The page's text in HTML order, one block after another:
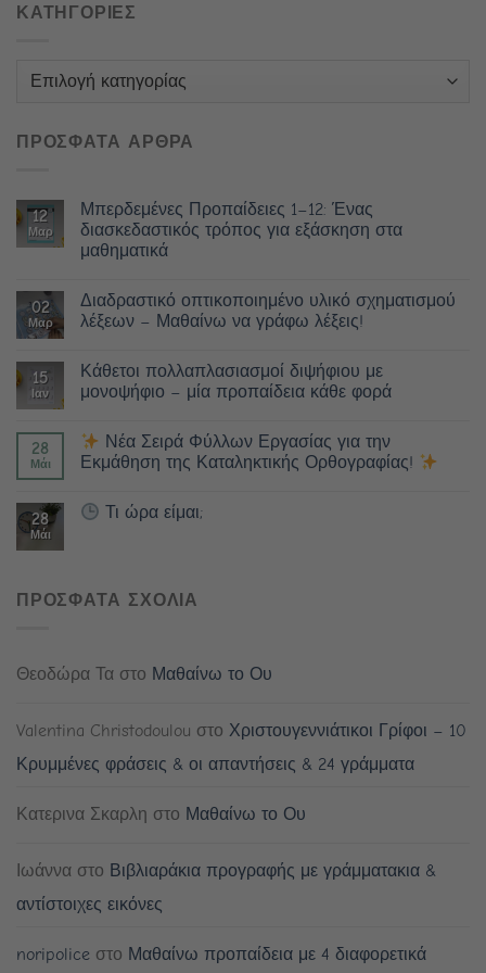
ΚΑΤΗΓΟΡΙΕΣ
Κατηγορίες
ΠΡΟΣΦΑΤΑ ΑΡΘΡΑ
12
Μαρ
Μπερδεμένες Προπαίδειες 1–12: Ένας
διασκεδαστικός τρόπος για εξάσκηση στα
μαθηματικά
02
Μαρ
Διαδραστικό οπτικοποιημένο υλικό σχηματισμού
λέξεων – Μαθαίνω να γράφω λέξεις!
15
Ιαν
Κάθετοι πολλαπλασιασμοί διψήφιου με
μονοψήφιο – μία προπαίδεια κάθε φορά
28
Μάι
Νέα Σειρά Φύλλων Εργασίας για την
Εκμάθηση της Καταληκτικής Ορθογραφίας!
28
Μάι
Τι ώρα είμαι;
ΠΡΟΣΦΑΤΑ ΣΧΟΛΙΑ
Θεοδώρα Τα στο Μαθαίνω το Ου
Valentina Christodoulou στο Χριστουγεννιάτικοι Γρίφοι – 10
Κρυμμένες φράσεις & οι απαντήσεις & 24 γράμματα
Κατερινα Σκαρλη στο Μαθαίνω το Ου
Ιωάννα στο Βιβλιαράκια προγραφής με γράμματακια &
αντίστοιχες εικόνες
noripolice στο Μαθαίνω προπαίδεια με 4 διαφορετικά